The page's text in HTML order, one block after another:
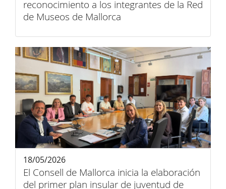
reconocimiento a los integrantes de la Red
de Museos de Mallorca
El Consell de Mallorca inicia la elaboración
del primer plan insular de juventud de
18/05/2026